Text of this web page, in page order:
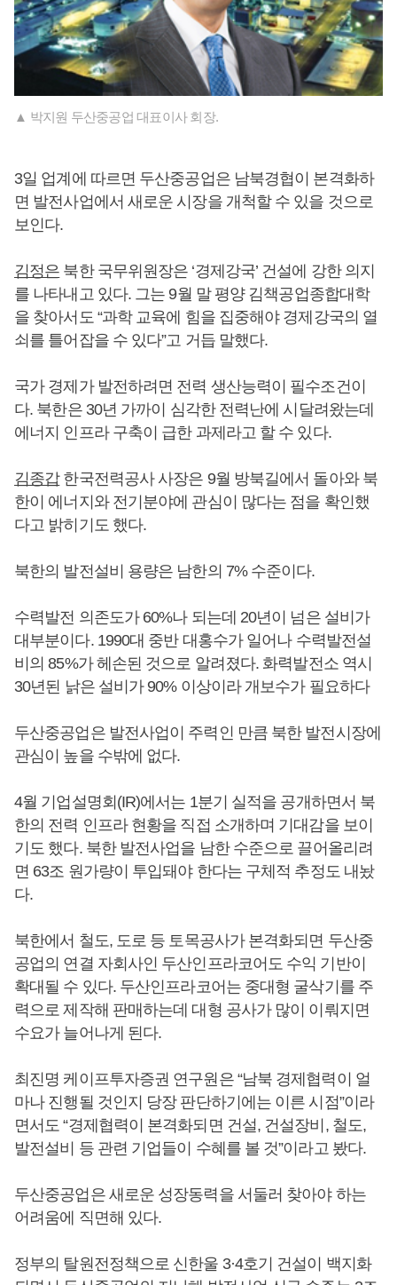
▲ 박지원 두산중공업 대표이사 회장.
3일 업계에 따르면 두산중공업은 남북경협이 본격화하
면 발전사업에서 새로운 시장을 개척할 수 있을 것으로
보인다.
김정은 북한 국무위원장은 ‘경제강국’ 건설에 강한 의지
를 나타내고 있다. 그는 9월 말 평양 김책공업종합대학
을 찾아서도 “과학 교육에 힘을 집중해야 경제강국의 열
쇠를 틀어잡을 수 있다”고 거듭 말했다.
국가 경제가 발전하려면 전력 생산능력이 필수조건이
다. 북한은 30년 가까이 심각한 전력난에 시달려왔는데
에너지 인프라 구축이 급한 과제라고 할 수 있다.
김종갑한국전력공사 사장은 9월 방북길에서 돌아와 북
한이 에너지와 전기분야에 관심이 많다는 점을 확인했
다고 밝히기도 했다.
북한의 발전설비 용량은 남한의 7% 수준이다.
수력발전 의존도가 60%나 되는데 20년이 넘은 설비가
대부분이다. 1990대 중반 대홍수가 일어나 수력발전설
비의 85%가 헤손된 것으로 알려졌다. 화력발전소 역시
30년된 낡은 설비가 90% 이상이라 개보수가 필요하다
두산중공업은 발전사업이 주력인 만큼 북한 발전시장에
관심이 높을 수밖에 없다.
4월 기업설명회(IR)에서는 1분기 실적을 공개하면서 북
한의 전력 인프라 현황을 직접 소개하며 기대감을 보이
기도 했다. 북한 발전사업을 남한 수준으로 끌어올리려
면 63조 원가량이 투입돼야 한다는 구체적 추정도 내놨
다.
북한에서 철도, 도로 등 토목공사가 본격화되면 두산중
공업의 연결 자회사인 두산인프라코어도 수익 기반이
확대될 수 있다. 두산인프라코어는 중대형 굴삭기를 주
력으로 제작해 판매하는데 대형 공사가 많이 이뤄지면
수요가 늘어나게 된다.
최진명 케이프투자증권 연구원은 “남북 경제협력이 얼
마나 진행될 것인지 당장 판단하기에는 이른 시점”이라
면서도 “경제협력이 본격화되면 건설, 건설장비, 철도,
발전설비 등 관련 기업들이 수혜를 볼 것”이라고 봤다.
두산중공업은 새로운 성장동력을 서둘러 찾아야 하는
어려움에 직면해 있다.
정부의 탈원전정책으로 신한울 3·4호기 건설이 백지화